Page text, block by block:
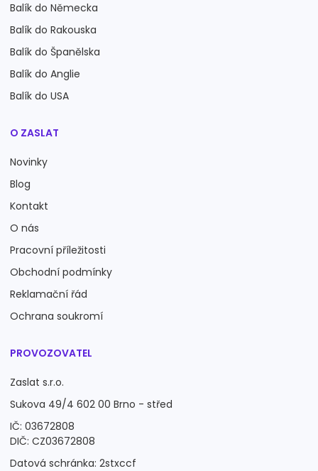
Balík do Německa
Balík do Rakouska
Balík do Španělska
Balík do Anglie
Balík do USA
O ZASLAT
Novinky
Blog
Kontakt
O nás
Pracovní příležitosti
Obchodní podmínky
Reklamační řád
Ochrana soukromí
PROVOZOVATEL
Zaslat s.r.o.
Sukova 49/4 602 00 Brno - střed
IČ: 03672808
DIČ: CZ03672808
Datová schránka: 2stxccf